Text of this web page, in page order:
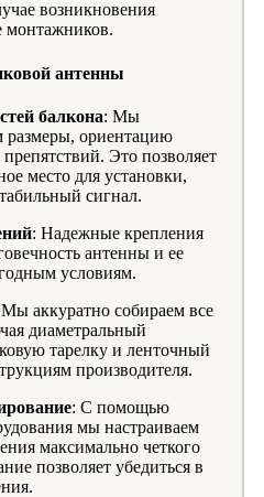
возникновения
монтажников.
антенны
балкона: Мы
размеры, ориентацию
Это позволяет
место для установки,
сигнал.
: Надежные крепления
антенны и ее
условиям.
аккуратно собираем все
диаметральный
тарелку и ленточный
производителя.
: С помощью
мы настраиваем
максимально четкого
позволяет убедиться в